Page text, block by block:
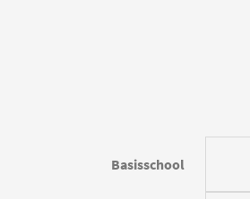
Basisschool